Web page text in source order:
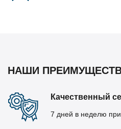
НАШИ
Качественный
7 дней в неделю